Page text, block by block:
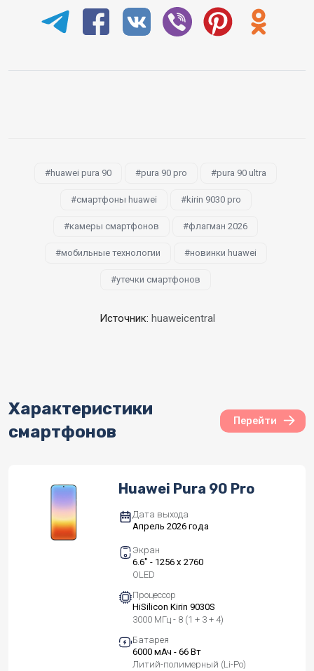
huawei pura 90 pura 90 pro pura 90 ultra
смартфоны huawei kirin 9030 pro
камеры смартфонов флагман 2026
мобильные технологии новинки huawei
утечки смартфонов
Источник: huaweicentral
Характеристики
смартфонов
Перейти
Huawei Pura 90 Pro
Дата выхода
Апрель 2026 года
Экран
6.6" - 1256 x 2760
OLED
Процессор
HiSilicon Kirin 9030S
3000 МГц - 8 (1 + 3 + 4)
Батарея
6000 мАч - 66 Вт
Литий-полимерный (Li-Po)